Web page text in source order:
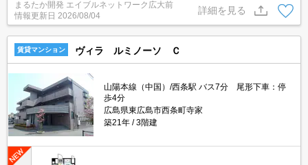
面、志和方面への移動もスムーズ♪ 寺家駅前のお買物施設まで自転
車で8分と便利♪
まるたか開発 エイブルネットワーク広大前
情報更新日 2026/08/04
詳細を見る
賃貸マンション ヴィラ ルミノーソ Ｃ
山陽本線（中国）/西条駅 バス7分 尾形下車：停
歩4分
広島県東広島市西条町寺家
築21年
3階建